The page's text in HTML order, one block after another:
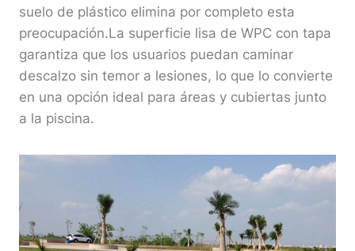
suelo de plástico elimina por completo esta
preocupación.La superficie lisa de WPC con tapa
garantiza que los usuarios puedan caminar
descalzo sin temor a lesiones, lo que lo convierte
en una opción ideal para áreas y cubiertas junto
a la piscina.